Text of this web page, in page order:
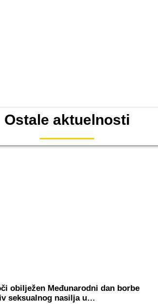
Ostale aktuelnosti
obilježen Međunarodni dan borbe
seksualnog nasilja u…